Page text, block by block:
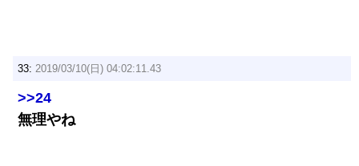
33: 2019/03/10(日) 04:02:11.43
>>24
無理やね